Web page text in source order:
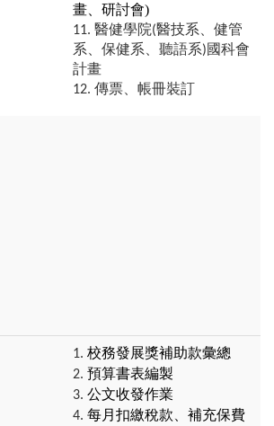
畫、研討會)
醫健學院(醫技系、健管
系、保健系、聽語系)國科會
計畫
傳票、帳冊裝訂
校務發展獎補助款彙總
預算書表編製
公文收發作業
每月扣繳稅款、補充保費